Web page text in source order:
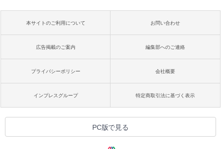
本サイトのご利用について お問い合わせ
広告掲載のご案内 編集部へのご連絡
プライバシーポリシー 会社概要
インプレスグループ 特定商取引法に基づく表示
PC版で見る